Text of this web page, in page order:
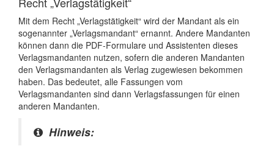
Mit dem Recht „Verlagstätigkeit“ wird der Mandant als ein
sogenannter „Verlagsmandant“ ernannt. Andere Mandanten
können dann die PDF-Formulare und Assistenten dieses
Verlagsmandanten nutzen, sofern die anderen Mandanten
den Verlagsmandanten als Verlag zugewiesen bekommen
haben. Das bedeutet, alle Fassungen vom
Verlagsmandanten sind dann Verlagsfassungen für einen
anderen Mandanten.
Hinweis: